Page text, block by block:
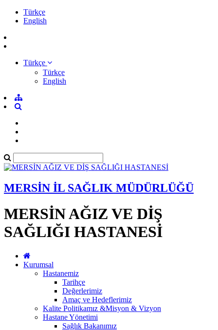
Türkçe
English
Türkçe
Türkçe
English
MERSİN İL SAĞLIK MÜDÜRLÜĞÜ
MERSİN AĞIZ VE DİŞ
SAĞLIĞI HASTANESİ
Kurumsal
Hastanemiz
Tarihçe
Değerlerimiz
Amaç ve Hedeflerimiz
Kalite Politikamız &Misyon & Vizyon
Hastane Yönetimi
Sağlık Bakanımız